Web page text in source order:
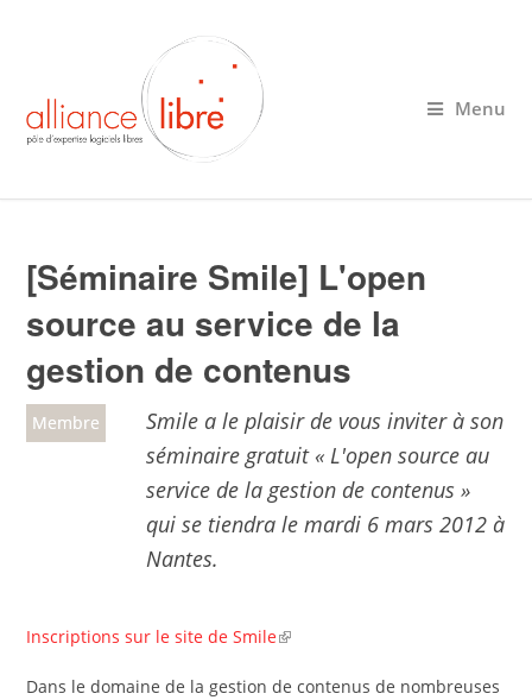
Menu
[Séminaire Smile] L'open
source au service de la
gestion de contenus
Membre
Smile a le plaisir de vous inviter à son
séminaire gratuit « L'open source au
service de la gestion de contenus »
qui se tiendra le mardi 6 mars 2012 à
Nantes.
Inscriptions sur le site de Smile
Dans le domaine de la gestion de contenus de nombreuses